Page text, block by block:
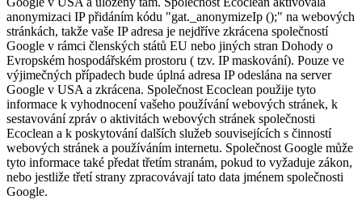
anonymizaci IP přidáním kódu "gat._anonymizeIp ();" na webových
stránkách, takže vaše IP adresa je nejdříve zkrácena společností
Google v rámci členských států EU nebo jiných stran Dohody o
Evropském hospodářském prostoru ( tzv. IP maskování). Pouze ve
výjimečných případech bude úplná adresa IP odeslána na server
Google v USA a zkrácena. Společnost Ecoclean použije tyto
informace k vyhodnocení vašeho používání webových stránek, k
sestavování zpráv o aktivitách webových stránek společnosti
Ecoclean a k poskytování dalších služeb souvisejících s činností
webových stránek a používáním internetu. Společnost Google může
tyto informace také předat třetím stranám, pokud to vyžaduje zákon,
nebo jestliže třetí strany zpracovávají tato data jménem společnosti
Google.